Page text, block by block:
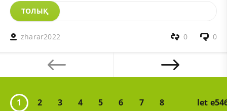
ТОЛЫҚ
zharar2022 0
0
1 2 3 4 5 6 7 8